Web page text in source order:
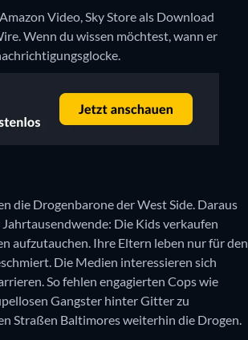
Video, Sky Store als Download
Wenn du wissen möchtest, wann er
die Drogenbarone der West Side. Daraus
Die Kids verkaufen
aufzutauchen. Ihre Eltern leben nur für den
Die Medien interessieren sich
So fehlen engagierten Cops wie
Gangster hinter Gitter zu
Straßen Baltimores weiterhin die Drogen.